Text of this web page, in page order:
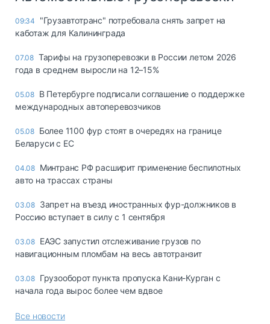
09:34
"Грузавтотранс" потребовала снять запрет на
каботаж для Калининграда
07.08 Тарифы на грузоперевозки в России летом 2026
года в среднем выросли на 12–15%
05.08 В Петербурге подписали соглашение о поддержке
международных автоперевозчиков
05.08 Более 1100 фур стоят в очередях на границе
Беларуси с ЕС
04.08 Минтранс РФ расширит применение беспилотных
авто на трассах страны
03.08 Запрет на въезд иностранных фур-должников в
Россию вступает в силу с 1 сентября
03.08 ЕАЭС запустил отслеживание грузов по
навигационным пломбам на весь автотранзит
03.08 Грузооборот пункта пропуска Кани-Курган с
начала года вырос более чем вдвое
Все новости